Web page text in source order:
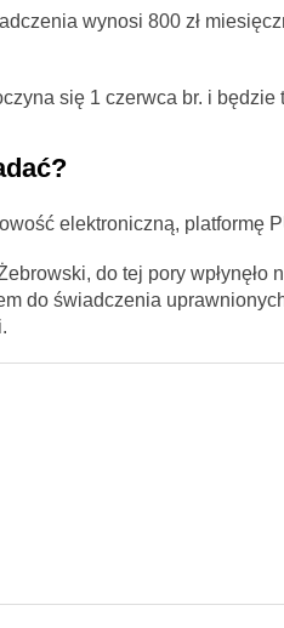
wynosi 800 zł
się 1 czerwca br. i będzie
elektroniczną, platformę
do tej pory
do świadczenia